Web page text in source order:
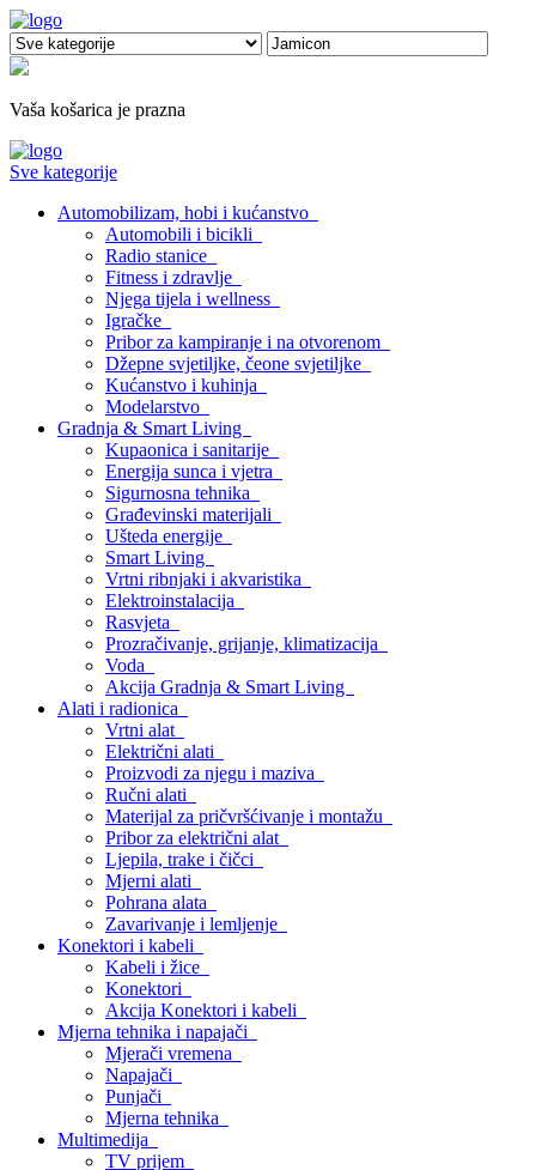
Vaša košarica je prazna
Sve kategorije
Automobilizam, hobi i kućanstvo
Automobili i bicikli
Radio stanice
Fitness i zdravlje
Njega tijela i wellness
Igračke
Pribor za kampiranje i na otvorenom
Džepne svjetiljke, čeone svjetiljke
Kućanstvo i kuhinja
Modelarstvo
Gradnja & Smart Living
Kupaonica i sanitarije
Energija sunca i vjetra
Sigurnosna tehnika
Građevinski materijali
Ušteda energije
Smart Living
Vrtni ribnjaki i akvaristika
Elektroinstalacija
Rasvjeta
Prozračivanje, grijanje, klimatizacija
Voda
Akcija Gradnja & Smart Living
Alati i radionica
Vrtni alat
Električni alati
Proizvodi za njegu i maziva
Ručni alati
Materijal za pričvršćivanje i montažu
Pribor za električni alat
Ljepila, trake i čičci
Mjerni alati
Pohrana alata
Zavarivanje i lemljenje
Konektori i kabeli
Kabeli i žice
Konektori
Akcija Konektori i kabeli
Mjerna tehnika i napajači
Mjerači vremena
Napajači
Punjači
Mjerna tehnika
Multimedija
TV prijem